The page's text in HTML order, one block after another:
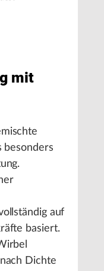
mit
besonders
auf
basiert.
Dichte